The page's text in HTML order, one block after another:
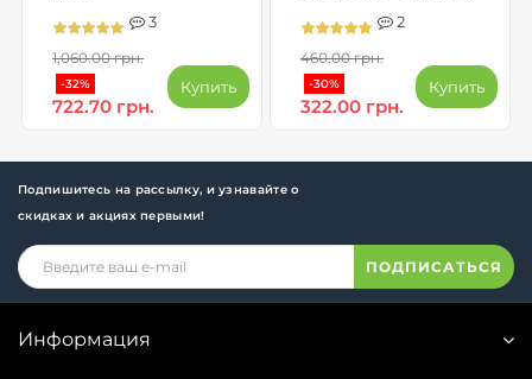
3
1,060.00 грн.
-32%
722.70 грн.
Купить
2
460.00 грн.
-30%
322.00 грн.
Купить
Подпишитесь на рассылку, и узнавайте о
скидках и акциях первыми!
ПОДПИСАТЬСЯ
Информация